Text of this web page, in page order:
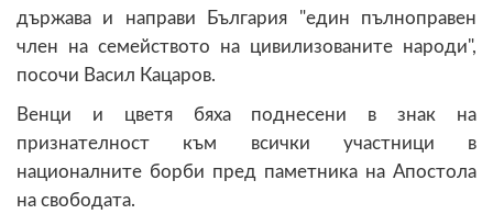
държава и направи България "един пълноправен
член на семейството на цивилизованите народи",
посочи Васил Кацаров.
Венци и цветя бяха поднесени в знак на
признателност към всички участници в
националните борби пред паметника на Апостола
на свободата.